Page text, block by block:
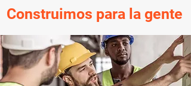
Construimos para la gente